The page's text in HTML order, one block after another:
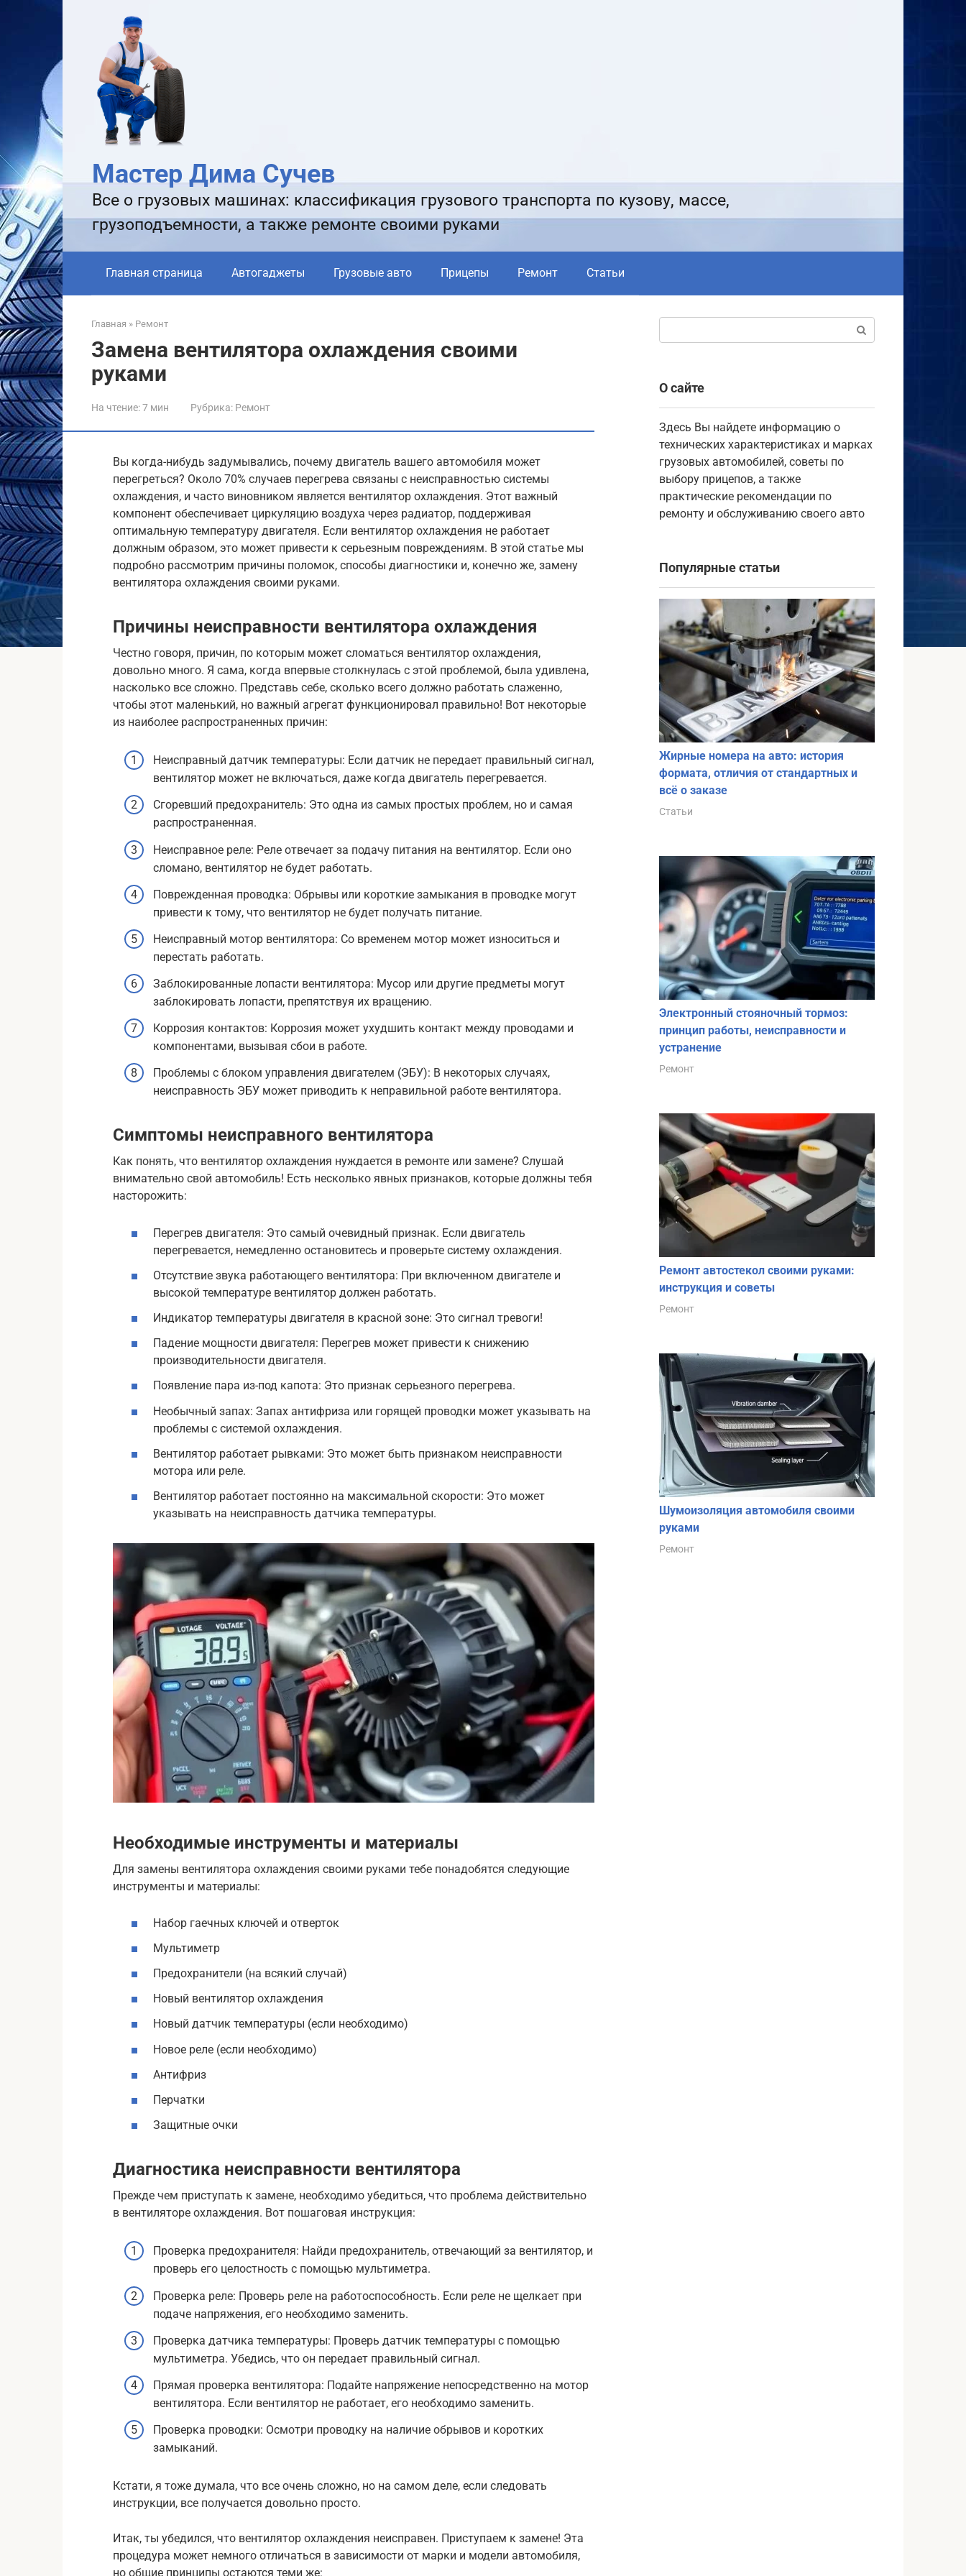
Мастер Дима Сучев
Все о грузовых машинах: классификация грузового транспорта по кузову, массе,
грузоподъемности, а также ремонте своими руками
Главная страница Автогаджеты Грузовые авто Прицепы Ремонт Статьи
Главная » Ремонт
Замена вентилятора охлаждения своими
руками
На чтение:7 мин Рубрика: Ремонт
Вы когда-нибудь задумывались, почему двигатель вашего автомобиля может
перегреться? Около 70% случаев перегрева связаны с неисправностью системы
охлаждения, и часто виновником является вентилятор охлаждения. Этот важный
компонент обеспечивает циркуляцию воздуха через радиатор, поддерживая
оптимальную температуру двигателя. Если вентилятор охлаждения не работает
должным образом, это может привести к серьезным повреждениям. В этой статье мы
подробно рассмотрим причины поломок, способы диагностики и, конечно же, замену
вентилятора охлаждения своими руками.
Причины неисправности вентилятора охлаждения
Честно говоря, причин, по которым может сломаться вентилятор охлаждения,
довольно много. Я сама, когда впервые столкнулась с этой проблемой, была удивлена,
насколько все сложно. Представь себе, сколько всего должно работать слаженно,
чтобы этот маленький, но важный агрегат функционировал правильно! Вот некоторые
из наиболее распространенных причин:
Неисправный датчик температуры: Если датчик не передает правильный сигнал,
вентилятор может не включаться, даже когда двигатель перегревается.
Сгоревший предохранитель: Это одна из самых простых проблем, но и самая
распространенная.
Неисправное реле: Реле отвечает за подачу питания на вентилятор. Если оно
сломано, вентилятор не будет работать.
Поврежденная проводка: Обрывы или короткие замыкания в проводке могут
привести к тому, что вентилятор не будет получать питание.
Неисправный мотор вентилятора: Со временем мотор может износиться и
перестать работать.
Заблокированные лопасти вентилятора: Мусор или другие предметы могут
заблокировать лопасти, препятствуя их вращению.
Коррозия контактов: Коррозия может ухудшить контакт между проводами и
компонентами, вызывая сбои в работе.
Проблемы с блоком управления двигателем (ЭБУ): В некоторых случаях,
неисправность ЭБУ может приводить к неправильной работе вентилятора.
Симптомы неисправного вентилятора
Как понять, что вентилятор охлаждения нуждается в ремонте или замене? Слушай
внимательно свой автомобиль! Есть несколько явных признаков, которые должны тебя
насторожить:
Перегрев двигателя: Это самый очевидный признак. Если двигатель
перегревается, немедленно остановитесь и проверьте систему охлаждения.
Отсутствие звука работающего вентилятора: При включенном двигателе и
высокой температуре вентилятор должен работать.
Индикатор температуры двигателя в красной зоне: Это сигнал тревоги!
Падение мощности двигателя: Перегрев может привести к снижению
производительности двигателя.
Появление пара из-под капота: Это признак серьезного перегрева.
Необычный запах: Запах антифриза или горящей проводки может указывать на
проблемы с системой охлаждения.
Вентилятор работает рывками: Это может быть признаком неисправности
мотора или реле.
Вентилятор работает постоянно на максимальной скорости: Это может
указывать на неисправность датчика температуры.
Необходимые инструменты и материалы
Для замены вентилятора охлаждения своими руками тебе понадобятся следующие
инструменты и материалы:
Набор гаечных ключей и отверток
Мультиметр
Предохранители (на всякий случай)
Новый вентилятор охлаждения
Новый датчик температуры (если необходимо)
Новое реле (если необходимо)
Антифриз
Перчатки
Защитные очки
Диагностика неисправности вентилятора
Прежде чем приступать к замене, необходимо убедиться, что проблема действительно
в вентиляторе охлаждения. Вот пошаговая инструкция:
Проверка предохранителя: Найди предохранитель, отвечающий за вентилятор, и
проверь его целостность с помощью мультиметра.
Проверка реле: Проверь реле на работоспособность. Если реле не щелкает при
подаче напряжения, его необходимо заменить.
Проверка датчика температуры: Проверь датчик температуры с помощью
мультиметра. Убедись, что он передает правильный сигнал.
Прямая проверка вентилятора: Подайте напряжение непосредственно на мотор
вентилятора. Если вентилятор не работает, его необходимо заменить.
Проверка проводки: Осмотри проводку на наличие обрывов и коротких
замыканий.
Кстати, я тоже думала, что все очень сложно, но на самом деле, если следовать
инструкции, все получается довольно просто.
Итак, ты убедился, что вентилятор охлаждения неисправен. Приступаем к замене! Эта
процедура может немного отличаться в зависимости от марки и модели автомобиля,
но общие принципы остаются теми же:
О сайте
Здесь Вы найдете информацию о
технических характеристиках и марках
грузовых автомобилей, советы по
выбору прицепов, а также
практические рекомендации по
ремонту и обслуживанию своего авто
Популярные статьи
Жирные номера на авто: история
формата, отличия от стандартных и
всё о заказе
Статьи
Электронный стояночный тормоз:
принцип работы, неисправности и
устранение
Ремонт
Ремонт автостекол своими руками:
инструкция и советы
Ремонт
Шумоизоляция автомобиля своими
руками
Ремонт